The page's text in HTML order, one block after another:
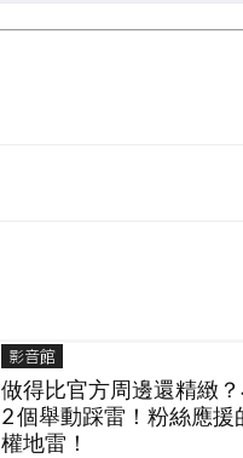
影音館
做得比官方周邊還精緻
2 個舉動踩雷！粉絲應援
權地雷！